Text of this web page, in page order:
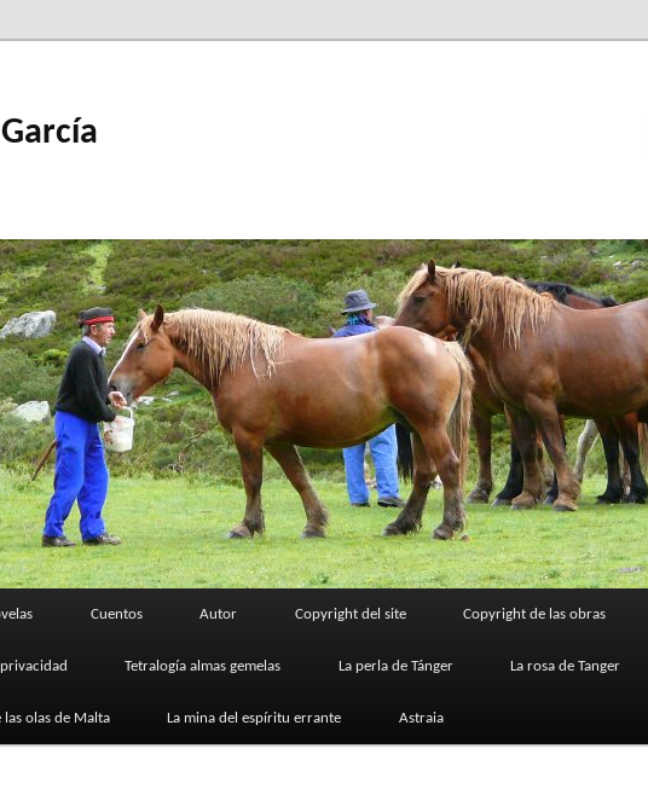
Cuentos Autor Copyright del site Copyright de las obras
Tetralogía almas gemelas La perla de Tánger La rosa de Tanger
las olas de Malta La mina del espíritu errante Astraia